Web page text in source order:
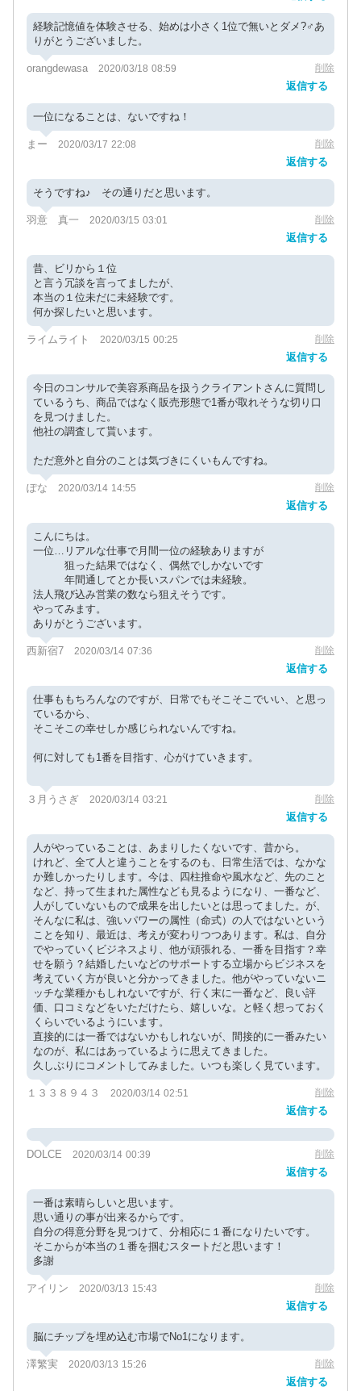
経験記憶値を体験させる、始めは小さく1位で無いとダメ?‍♂️あ
りがとうございました。
orangdewasa 2020/03/18 08:59 削除
返信する
一位になることは、ないですね！
まー 2020/03/17 22:08 削除
返信する
そうですね♪ その通りだと思います。
羽意 真一 2020/03/15 03:01 削除
返信する
昔、ビリから１位
と言う冗談を言ってましたが、
本当の１位未だに未経験です。
何か探したいと思います。
ライムライト 2020/03/15 00:25 削除
返信する
今日のコンサルで美容系商品を扱うクライアントさんに質問し
ているうち、商品ではなく販売形態で1番が取れそうな切り口
を見つけました。
他社の調査して貰います。
ただ意外と自分のことは気づきにくいもんですね。
ぽな 2020/03/14 14:55 削除
返信する
こんにちは。
一位…リアルな仕事で月間一位の経験ありますが
狙った結果ではなく、偶然でしかないです
年間通してとか長いスパンでは未経験。
法人飛び込み営業の数なら狙えそうです。
やってみます。
ありがとうございます。
西新宿7 2020/03/14 07:36 削除
返信する
仕事ももちろんなのですが、日常でもそこそこでいい、と思っ
ているから、
そこそこの幸せしか感じられないんですね。
何に対しても1番を目指す、心がけていきます。
３月うさぎ 2020/03/14 03:21 削除
返信する
人がやっていることは、あまりしたくないです、昔から。
けれど、全て人と違うことをするのも、日常生活では、なかな
か難しかったりします。今は、四柱推命や風水など、先のこと
など、持って生まれた属性なども見るようになり、一番など、
人がしていないもので成果を出したいとは思ってました。が、
そんなに私は、強いパワーの属性（命式）の人ではないという
ことを知り、最近は、考えが変わりつつあります。私は、自分
でやっていくビジネスより、他が頑張れる、一番を目指す？幸
せを願う？結婚したいなどのサポートする立場からビジネスを
考えていく方が良いと分かってきました。他がやっていないニ
ッチな業種かもしれないですが、行く末に一番など、良い評
価、口コミなどをいただけたら、嬉しいな。と軽く想っておく
くらいでいるようにいます。
直接的には一番ではないかもしれないが、間接的に一番みたい
なのが、私にはあっているように思えてきました。
久しぶりにコメントしてみました。いつも楽しく見ています。
１３３８９４３ 2020/03/14 02:51 削除
返信する
DOLCE 2020/03/14 00:39 削除
返信する
一番は素晴らしいと思います。
思い通りの事が出来るからです。
自分の得意分野を見つけて、分相応に１番になりたいです。
そこからが本当の１番を掴むスタートだと思います！
多謝
アイリン 2020/03/13 15:43 削除
返信する
脳にチップを埋め込む市場でNo1になります。
澤繁実 2020/03/13 15:26 削除
返信する